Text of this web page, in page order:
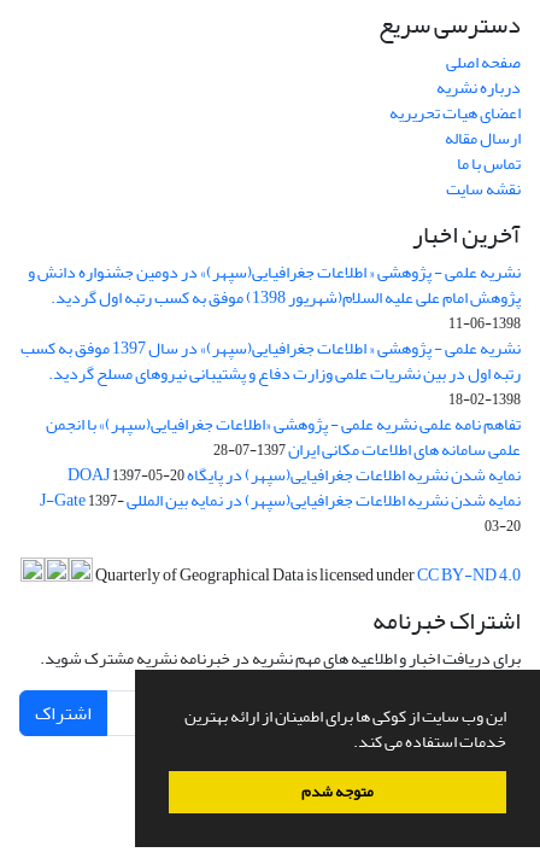
این وب سایت از کوکی ها برای اطمینان از ارائه بهترین
خدمات استفاده می کند.
متوجه شدم
دسترسی سریع
صفحه اصلی
درباره نشریه
اعضای هیات تحریریه
ارسال مقاله
تماس با ما
نقشه سایت
آخرین اخبار
نشریه علمی - پژوهشی « اطلاعات جغرافیایی(سپهر)» در دومین جشنواره دانش و
پژوهش امام علی علیه السلام(شهریور 1398) موفق به کسب رتبه اول گردید.
1398-06-11
نشریه علمی - پژوهشی « اطلاعات جغرافیایی(سپهر)» در سال 1397 موفق به کسب
رتبه اول در بین نشریات علمی وزارت دفاع و پشتیبانی نیروهای مسلح گردید.
1398-02-18
تفاهم نامه علمی نشریه علمی - پژوهشی «اطلاعات جغرافیایی(سپهر)» با انجمن
علمی سامانه های اطلاعات مکانی ایران1397-07-28
نمایه شدن نشریه اطلاعات جغرافیایی(سپهر) در پایگاه DOAJ1397-05-20
نمایه شدن نشریه اطلاعات جغرافیایی(سپهر) در نمایه بین المللی J-Gate1397-
03-20
Quarterly of Geographical Data is licensed underCC BY-ND 4.0
اشتراک خبرنامه
برای دریافت اخبار و اطلاعیه های مهم نشریه در خبرنامه نشریه مشترک شوید.
اشتراک
سامانه مدیریت نشریات علمی.طراحی و پیاده سازی ازسیناوب